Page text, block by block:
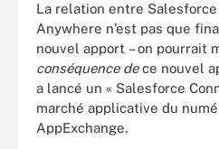
La relation entre
Anywhere n’est pas que
nouvel apport – on pourrait
conséquence dece nouvel
a lancé un « Salesforce
marché applicative du
AppExchange.